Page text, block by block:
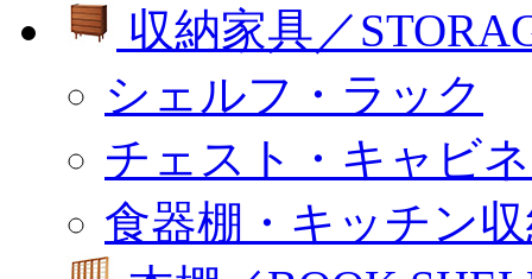
収納家具／
シェルフ・ラック
チェスト・キャビ
食器棚・キッチン